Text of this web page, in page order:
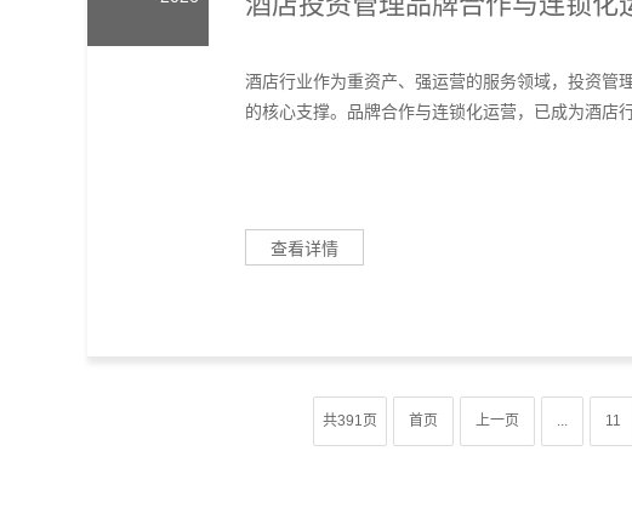
酒店行业作为重资产、强运营的服务领域，投资管
的核心支撑。品牌合作与连锁化运营，已成为酒店
查看详情
共391页 首页 上一页 ... 11